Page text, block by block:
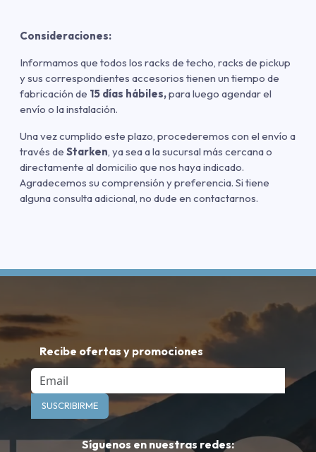
Consideraciones:
Informamos que todos los racks de techo, racks de pickup
y sus correspondientes accesorios tienen un tiempo de
fabricación de 15 días hábiles,para luego agendar el
envío o la instalación.
Una vez cumplido este plazo, procederemos con el envío a
través de Starken , ya sea a la sucursal más cercana o
directamente al domicilio que nos haya indicado.
Agradecemos su comprensión y preferencia. Si tiene
alguna consulta adicional, no dude en contactarnos.
Recibe ofertas y promociones
Email
SUSCRIBIRME
Síguenos en nuestras redes: